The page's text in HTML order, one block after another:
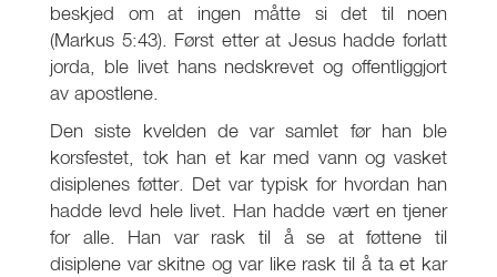
beskjed om at ingen måtte si det til noen
(Markus 5:43). Først etter at Jesus hadde forlatt
jorda, ble livet hans nedskrevet og offentliggjort
av apostlene.
Den siste kvelden de var samlet før han ble
korsfestet, tok han et kar med vann og vasket
disiplenes føtter. Det var typisk for hvordan han
hadde levd hele livet. Han hadde vært en tjener
for alle. Han var rask til å se at føttene til
disiplene var skitne og var like rask til å ta et kar